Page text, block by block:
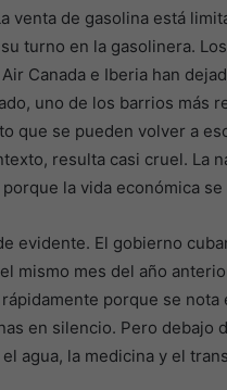
venta de gasolina está
turno en la gasolinera.
Canada e Iberia han
uno de los barrios más
que se pueden volver a
resulta casi cruel. La
la vida económica
evidente. El gobierno
mismo mes del año
porque se nota
en silencio. Pero debajo
agua, la medicina y el